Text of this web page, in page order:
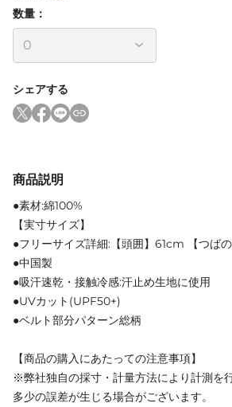
数量：
シェアする
商品説明
●素材:綿100%
【実寸サイズ】
●フリーサイズ詳細:【頭囲】61cm 【つば
●中国製
●吸汗速乾・接触冷感:汗止め生地に使用
●UVカット(UPF50+)
●ベルト部分パターン総柄
【商品の購入にあたっての注意事項】
※弊社独自の採寸・計量方法により計測を
多少の誤差が生じる場合がございます。